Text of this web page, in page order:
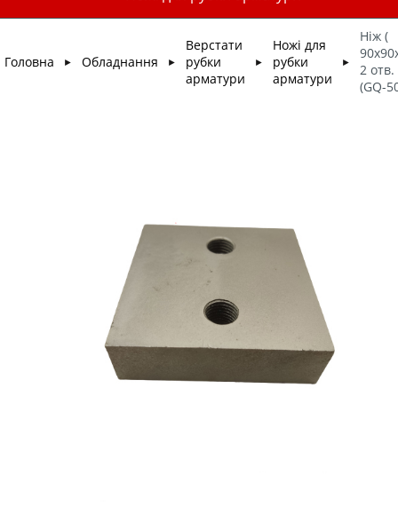
Головна ► Обладнання ►
Верстати
рубки
арматури
►
Ножі для
рубки
арматури
►
Ніж (
2
(GQ-